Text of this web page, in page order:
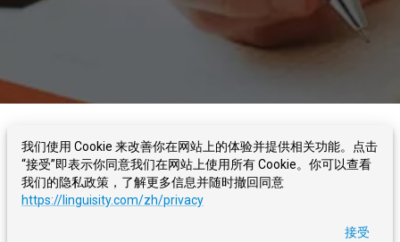
LINGUISITY 关于我们 博客 联系我们 服务条款
隐私政策
你来写，我们来改
我们使用 Cookie 来改善你在网站上的体验并提供相关功能。点击
“接受”即表示你同意我们在网站上使用所有 Cookie。你可以查看
我们的隐私政策，了解更多信息并随时撤回同意
https://linguisity.com/zh/privacy
接受